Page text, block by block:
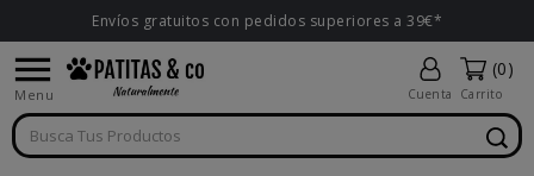
Envíos gratuitos con pedidos superiores a 39€*

Menu Cuenta
(0)
Carrito